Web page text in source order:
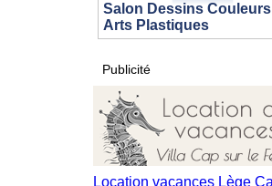
Salon Dessins Couleurs
Arts Plastiques
Publicité